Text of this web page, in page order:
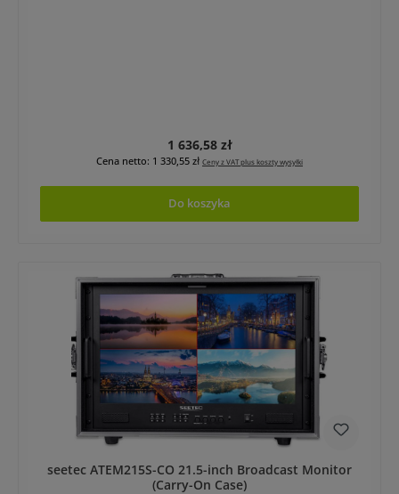
Cena regularna:
1 636,58 zł
Cena netto: 1 330,55 zł Ceny z VAT plus koszty wysyłki
Do koszyka
seetec ATEM215S-CO 21.5-inch Broadcast Monitor
(Carry-On Case)